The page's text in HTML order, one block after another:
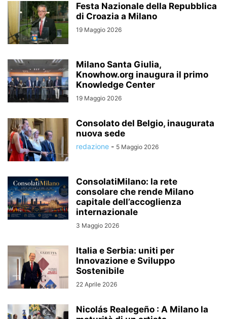
Festa Nazionale della Repubblica
di Croazia a Milano
19 Maggio 2026
Milano Santa Giulia,
Knowhow.org inaugura il primo
Knowledge Center
19 Maggio 2026
Consolato del Belgio, inaugurata
nuova sede
redazione - 5 Maggio 2026
ConsolatiMilano: la rete
consolare che rende Milano
capitale dell’accoglienza
internazionale
3 Maggio 2026
Italia e Serbia: uniti per
Innovazione e Sviluppo
Sostenibile
22 Aprile 2026
Nicolás Realegeño : A Milano la